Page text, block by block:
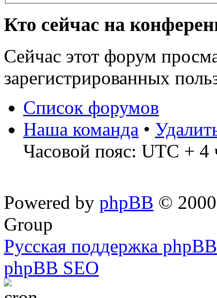
Кто сейчас на
Сейчас этот форум
зарегистрированных
Список форумов
Наша команда •
Часовой пояс: UTC + 4
Powered by phpBB ©
Group
Русская поддержка phpBB
phpBB SEO